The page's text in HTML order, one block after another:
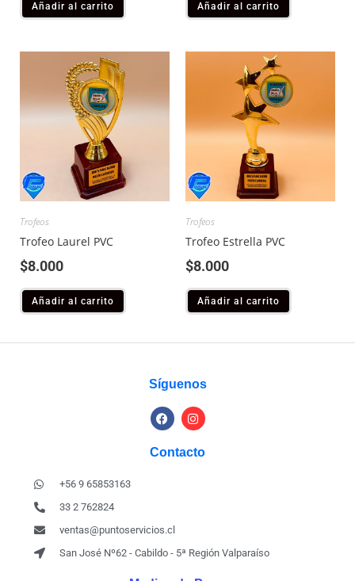
Añadir al carrito Añadir al carrito
Trofeos
Trofeo Laurel PVC
$8.000
Añadir al carrito
Trofeos
Trofeo Estrella PVC
$8.000
Añadir al carrito
Síguenos
Contacto
+56 9 65853163
33 2 762824
ventas@puntoservicios.cl
San José Nº62 - Cabildo - 5ª Región Valparaíso